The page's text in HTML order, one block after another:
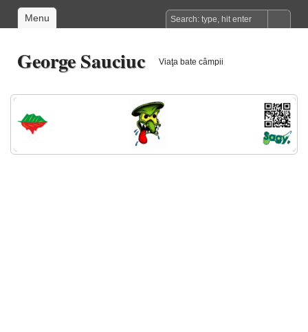
Menu
George Sauciuc Viaţa bate câmpii